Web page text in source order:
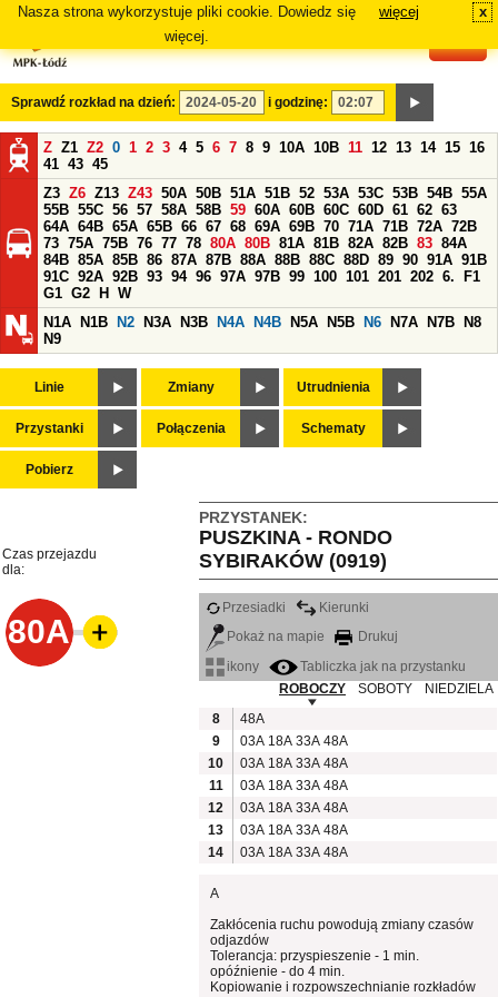
Nasza strona wykorzystuje pliki cookie. Dowiedz się
więcej.
więcej x
Sprawdź rozkład na dzień: i godzinę:
Z Z1 Z2 0 1 2 3 4 5 6 7 8 9 10A 10B 11 12 13 14 15 16
41 43 45
Z3 Z6 Z13 Z43 50A 50B 51A 51B 52 53A 53C 53B 54B 55A
55B 55C 56 57 58A 58B 59 60A 60B 60C 60D 61 62 63
64A 64B 65A 65B 66 67 68 69A 69B 70 71A 71B 72A 72B
73 75A 75B 76 77 78 80A 80B 81A 81B 82A 82B 83 84A
84B 85A 85B 86 87A 87B 88A 88B 88C 88D 89 90 91A 91B
91C 92A 92B 93 94 96 97A 97B 99 100 101 201 202 6.
F1
G1 G2 H
W
N1A
N1B N2 N3A N3B N4A N4B N5A N5B N6 N7A N7B
N8
N9
Linie Zmiany Utrudnienia
Przystanki Połączenia Schematy
Pobierz
PRZYSTANEK:
PUSZKINA - RONDO
SYBIRAKÓW (0919)
Czas przejazdu
dla:
80A
Przesiadki
Kierunki
Pokaż na mapie
Drukuj
ikony
Tabliczka jak na przystanku
ROBOCZY
SOBOTY
NIEDZIELA
8
48A
9
03A 18A 33A 48A
10
03A 18A 33A 48A
11
03A 18A 33A 48A
12
03A 18A 33A 48A
13
03A 18A 33A 48A
14
03A 18A 33A 48A
A
Zakłócenia ruchu powodują zmiany czasów
odjazdów
Tolerancja: przyspieszenie - 1 min.
opóźnienie - do 4 min.
Kopiowanie i rozpowszechnianie rozkładów